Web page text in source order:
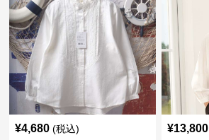
¥4,680 (税込) ¥13,800